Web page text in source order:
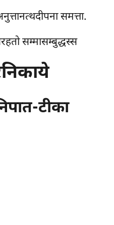
समत्ता.
सम्मासम्बुद्धस्स
टीका